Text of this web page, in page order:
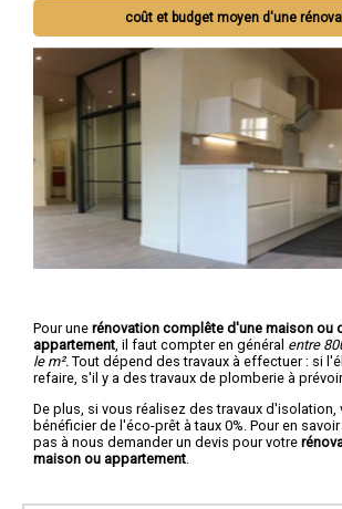
coût et budget moyen d'une
Pour une rénovation complête d'une maison ou
appartement , il faut compter en général entre
le m². Tout dépend des travaux à effectuer : si
refaire, s'il y a des travaux de plomberie à
De plus, si vous réalisez des travaux d'isolation,
bénéficier de l'éco-prêt à taux 0%. Pour en
pas à nous demander un devis pour votre
maison ou appartement